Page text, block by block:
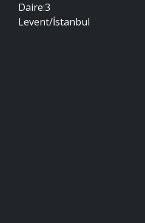
Daire:3
Levent/İstanbul